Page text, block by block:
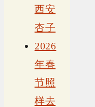
西安
杏子
2026
年春
节照
样去